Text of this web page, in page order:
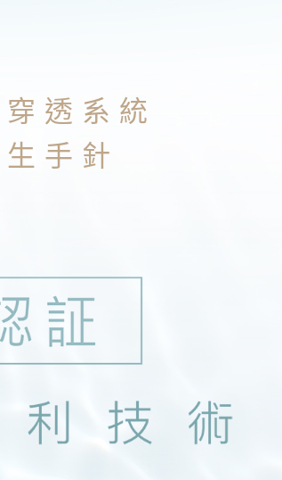
透系統
手針